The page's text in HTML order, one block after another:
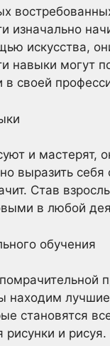
изначально
искусства,
навыки могут
своей
и мастерят,
выразить
Став
в любой
обучения
находим
становятся
рисунки и рисуя.